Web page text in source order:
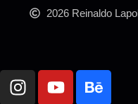
2026 Reinaldo